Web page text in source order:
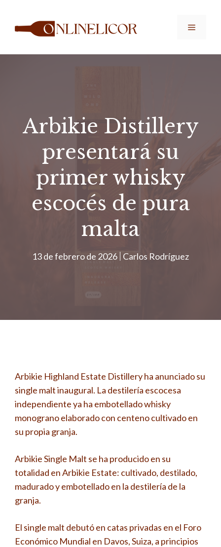
contenido
Menú
Arbikie Distillery
presentará su
primer whisky
escocés de pura
malta
13 de febrero de 2026 Carlos Rodríguez
Arbikie Highland Estate Distillery ha anunciado su
single malt inaugural. La destilería escocesa
independiente ya ha embotellado whisky
monograno elaborado con centeno cultivado en
su propia granja.
Arbikie Single Malt se ha producido en su
totalidad en Arbikie Estate: cultivado, destilado,
madurado y embotellado en la destilería de la
granja.
El single malt debutó en catas privadas en el Foro
Económico Mundial en Davos, Suiza, a principios